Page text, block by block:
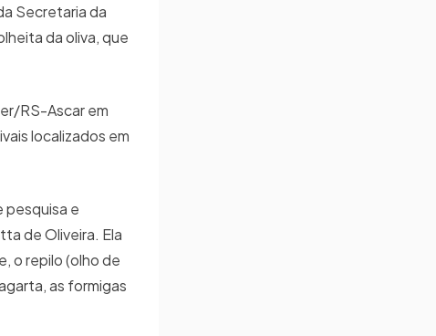
Secretaria da
da oliva, que
RS-Ascar em
localizados em
pesquisa e
de Oliveira. Ela
o repilo (olho de
as formigas